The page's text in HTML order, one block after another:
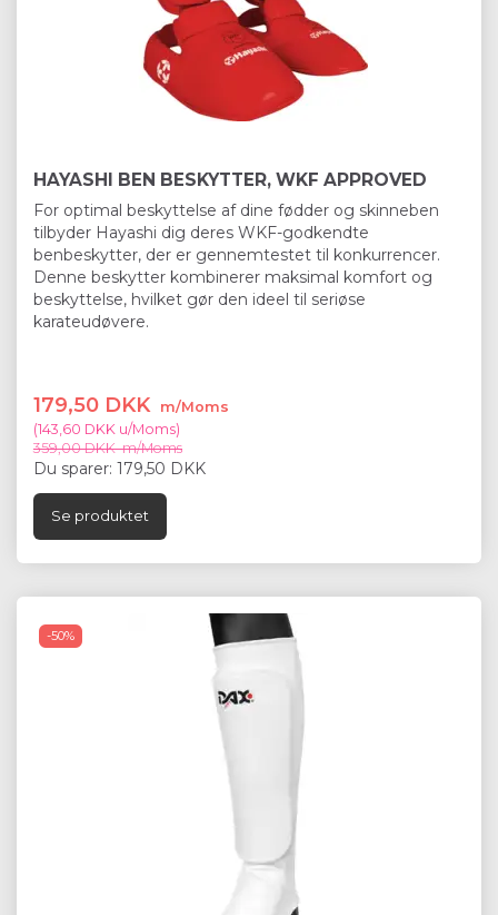
HAYASHI BEN BESKYTTER, WKF APPROVED
For optimal beskyttelse af dine fødder og skinneben
tilbyder Hayashi dig deres WKF-godkendte
benbeskytter, der er gennemtestet til konkurrencer.
Denne beskytter kombinerer maksimal komfort og
beskyttelse, hvilket gør den ideel til seriøse
karateudøvere.
179,50 DKK m/Moms
(143,60 DKK u/Moms)
359,00 DKKm/Moms
Du sparer: 179,50 DKK
Se produktet
-50%